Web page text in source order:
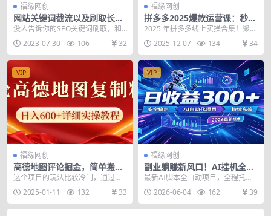
福缘网创
网站关键词截流以及刷取长期
关键词【无备案可做】
没人告诉你的SEO关键词刷取，和
网站关键词截流技巧【有无备案都
可以做，关键词不是...
2023-07-30 106 32
福缘网创
拼多多2025爆款运营课：秒杀
大促、无限活动流、微付费玩
法，全实操干货
2025 年拼多多线上实操合集！聚焦
平台爆款运营核心，涵盖原价秒杀
大促、无限活动...
2025-12-07 134 34
VIP
福缘网创
高德地图评论掘金，简单搬运
日入600+，可批量矩阵操作
这个项目的玩法比较冷门，通过在
高德地图上写评论，薅平台的达人
卡奖励，可以从大众点...
2025-01-11 132 33
VIP
福缘网创
副业躺赚新风口！AI挂机全自
动赚钱，零碎时间日入300＋
最新AI脚本全自动项目，全程托管
运营，省时省力，无需人为干预操
作，日化可达300...
2026-06-04 162 39